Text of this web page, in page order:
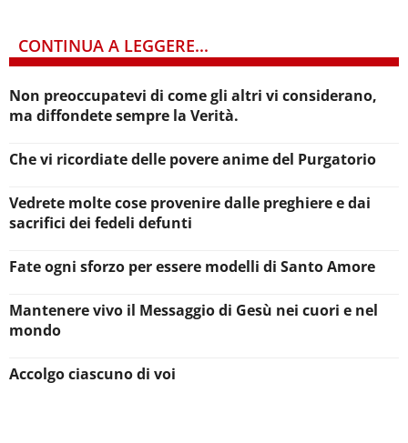
CONTINUA A LEGGERE...
Non preoccupatevi di come gli altri vi considerano,
ma diffondete sempre la Verità.
Che vi ricordiate delle povere anime del Purgatorio
Vedrete molte cose provenire dalle preghiere e dai
sacrifici dei fedeli defunti
Fate ogni sforzo per essere modelli di Santo Amore
Mantenere vivo il Messaggio di Gesù nei cuori e nel
mondo
Accolgo ciascuno di voi